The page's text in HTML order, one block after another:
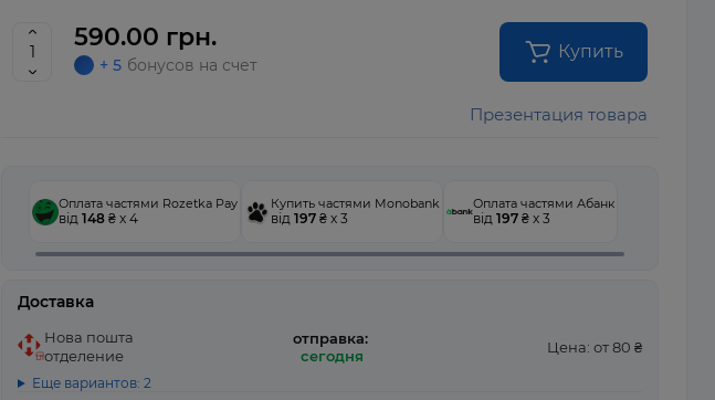
590.00 грн.
+ 5 бонусов на счет
Купить
Презентация товара
Оплата частями Rozetka Pay
від 148 ₴ x 4
Купить частями Monobank
від 197 ₴ x 3
Оплата частями Абанк
від 197 ₴ x 3
Доставка
Нова пошта
отделение
отправка:
сегодня
Цена: от 80 ₴
Еще вариантов: 2